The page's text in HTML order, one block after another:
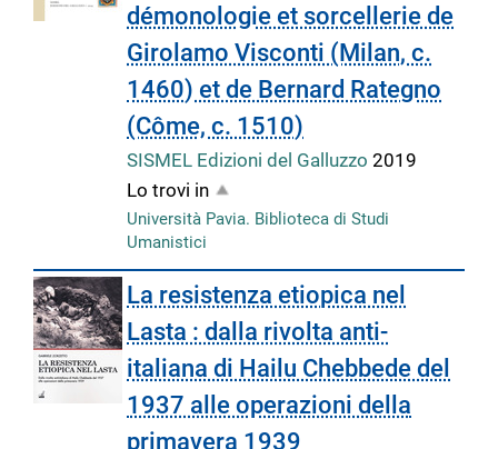
démonologie et sorcellerie de
Girolamo Visconti (Milan, c.
1460) et de Bernard Rategno
(Côme, c. 1510)
SISMEL Edizioni del Galluzzo2019
Lo trovi in
Università Pavia. Biblioteca di Studi
Umanistici
La resistenza etiopica nel
Lasta : dalla rivolta anti-
italiana di Hailu Chebbede del
1937 alle operazioni della
primavera 1939